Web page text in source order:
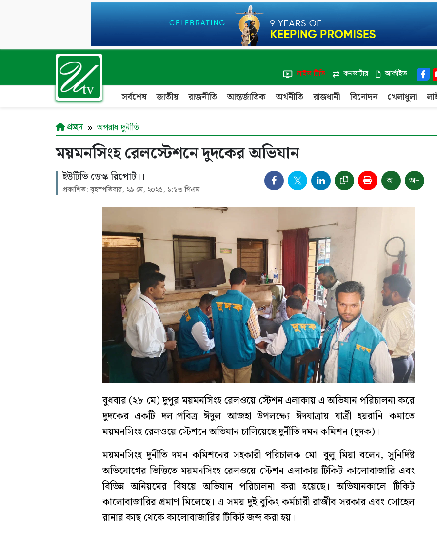
লাইভ টিভি
কনভার্টার আর্কাইভ
সর্বশেষ জাতীয় রাজনীতি আন্তর্জাতিক অর্থনীতি রাজধানী বিনোদন খেলাধুলা
প্রচ্ছদ অপরাধ-দুর্নীতি
ময়মনসিংহ রেলস্টেশনে দুদকের অভিযান
ইউটিভি ডেস্ক রিপোর্ট।।
প্রকাশিত: বৃহস্পতিবার, ২৯ মে, ২০২৫, ১:১৩ পিএম
অ- অ+
বুধবার (২৮ মে) দুপুর ময়মনসিংহ রেলওয়ে স্টেশন এলাকায় এ অভিযান পরিচালনা করে
দুদকের একটি দল।পবিত্র ঈদুল আজহা উপলক্ষ্যে ঈদযাত্রায় যাত্রী হয়রানি কমাতে
ময়মনসিংহ রেলওয়ে স্টেশনে অভিযান চালিয়েছে দুর্নীতি দমন কমিশন (দুদক)।
ময়মনসিংহ দুর্নীতি দমন কমিশনের সহকারী পরিচালক মো. বুলু মিয়া বলেন, সুনির্দিষ্ট
অভিযোগের ভিত্তিতে ময়মনসিংহ রেলওয়ে স্টেশন এলাকায় টিকিট কালোবাজারি এবং
বিভিন্ন অনিয়মের বিষয়ে অভিযান পরিচালনা করা হয়েছে। অভিযানকালে টিকিট
কালোবাজারির প্রমাণ মিলেছে। এ সময় দুই বুকিং কর্মচারী রাজীব সরকার এবং সোহেল
রানার কাছ থেকে কালোবাজারির টিকিট জব্দ করা হয়।